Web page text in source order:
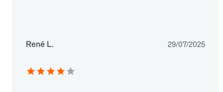
René L. 29/07/2025